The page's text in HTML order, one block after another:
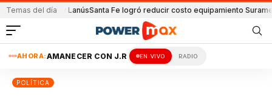
Temas del día
y LanúsSanta Fe logró reducir costo equipamiento Suramericanos
AHORA:AMANECER CON J.R EN VIVO RADIO
POLÍTICA